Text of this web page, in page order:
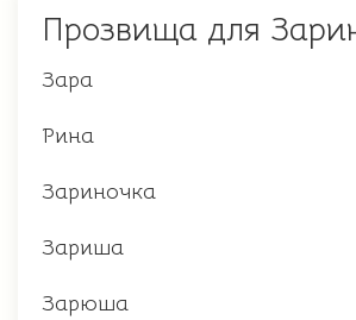
Прозвища для
Зара
Рина
Зариночка
Зариша
Зарюша